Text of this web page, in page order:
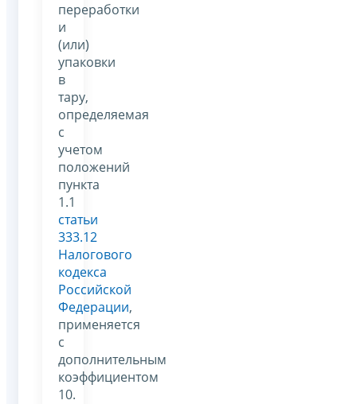
переработки
и
(или)
упаковки
в
тару,
определяемая
с
учетом
положений
пункта
1.1
статьи
333.12
Налогового
кодекса
Российской
Федерации,
применяется
с
дополнительным
коэффициентом
10.